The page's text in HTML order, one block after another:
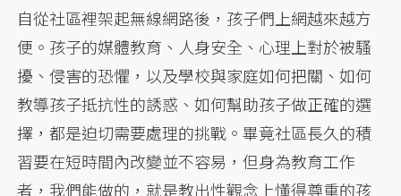
自從社區裡架起無線網路後，孩子們上網越來越方
便。孩子的媒體教育、人身安全、心理上對於被騷
擾、侵害的恐懼，以及學校與家庭如何把關、如何
教導孩子抵抗性的誘惑、如何幫助孩子做正確的選
擇，都是迫切需要處理的挑戰。畢竟社區長久的積
習要在短時間內改變並不容易，但身為教育工作
者，我們能做的，就是教出性觀念上懂得尊重的孩